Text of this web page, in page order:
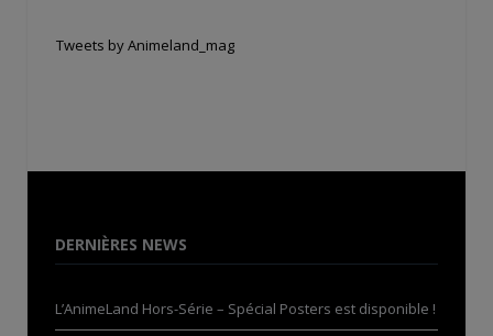
Tweets by Animeland_mag
DERNIÈRES NEWS
L’AnimeLand Hors-Série – Spécial Posters est disponible !